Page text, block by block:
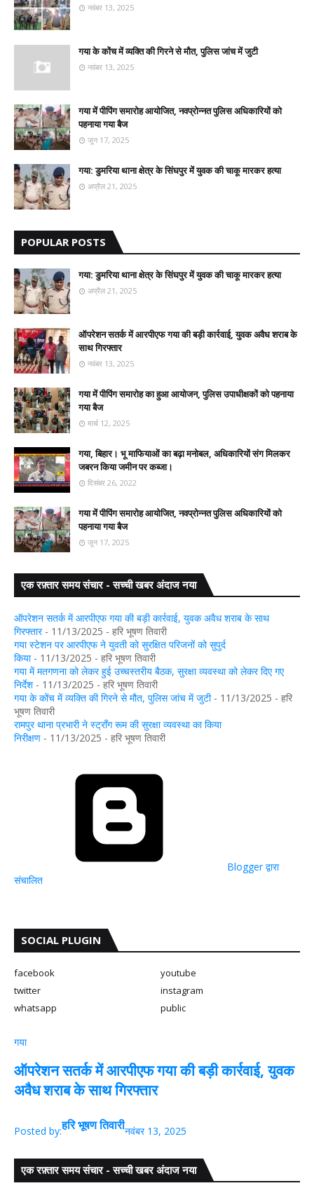
नवंबर 13, 2025
गया के कोंच में व्यक्ति की गिरने से मौत, पुलिस जांच में जुटी
नवंबर 13, 2025
गया में पीपिंग समारोह आयोजित, नवप्रोन्नत पुलिस अधिकारियों को
पहनाया गया बैज
जून 17, 2025
गया: डुमरिया थाना क्षेत्र के सिंघपुर में युवक की चाकू मारकर हत्या
अप्रैल 21, 2025
POPULAR POSTS
गया: डुमरिया थाना क्षेत्र के सिंघपुर में युवक की चाकू मारकर हत्या
अप्रैल 21, 2025
ऑपरेशन सतर्क में आरपीएफ गया की बड़ी कार्रवाई, युवक अवैध शराब के
साथ गिरफ्तार
नवंबर 13, 2025
गया में पीपिंग समारोह का हुआ आयोजन, पुलिस उपाधीक्षकों को पहनाया
गया बैज
मार्च 12, 2025
गया, बिहार। भू माफियाओं का बढ़ा मनोबल, अधिकारियों संग मिलकर
जबरन किया जमीन पर कब्जा।
दिसंबर 26, 2022
गया में पीपिंग समारोह आयोजित, नवप्रोन्नत पुलिस अधिकारियों को
पहनाया गया बैज
जून 17, 2025
एक रफ़्तार समय संचार - सच्ची खबर अंदाज नया
ऑपरेशन सतर्क में आरपीएफ गया की बड़ी कार्रवाई, युवक अवैध शराब के साथ
गिरफ्तार- 11/13/2025 - हरि भूषण तिवारी
गया स्टेशन पर आरपीएफ ने युवती को सुरक्षित परिजनों को सुपुर्द
किया- 11/13/2025 - हरि भूषण तिवारी
गया में मतगणना को लेकर हुई उच्चस्तरीय बैठक, सुरक्षा व्यवस्था को लेकर दिए गए
निर्देश- 11/13/2025 - हरि भूषण तिवारी
गया के कोंच में व्यक्ति की गिरने से मौत, पुलिस जांच में जुटी- 11/13/2025 - हरि
भूषण तिवारी
रामपुर थाना प्रभारी ने स्ट्रॉंग रूम की सुरक्षा व्यवस्था का किया
निरीक्षण - 11/13/2025 - हरि भूषण तिवारी
Blogger द्वारा
संचालित
SOCIAL PLUGIN
facebook
youtube
twitter
instagram
whatsapp
public
गया
ऑपरेशन सतर्क में आरपीएफ गया की बड़ी कार्रवाई, युवक
अवैध शराब के साथ गिरफ्तार
Posted by:हरि भूषण तिवारीनवंबर 13, 2025
एक रफ़्तार समय संचार - सच्ची खबर अंदाज नया